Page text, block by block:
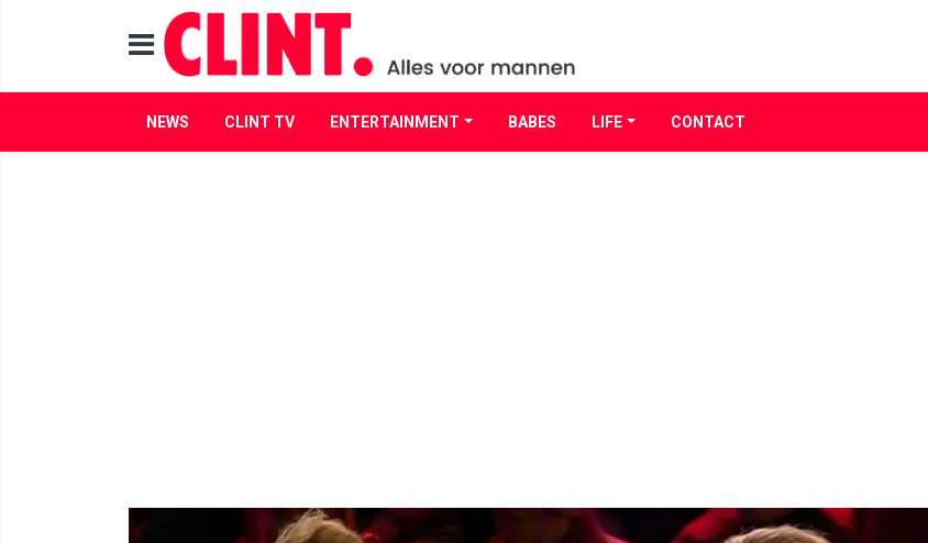
NEWS CLINT TV ENTERTAINMENT BABES LIFE CONTACT